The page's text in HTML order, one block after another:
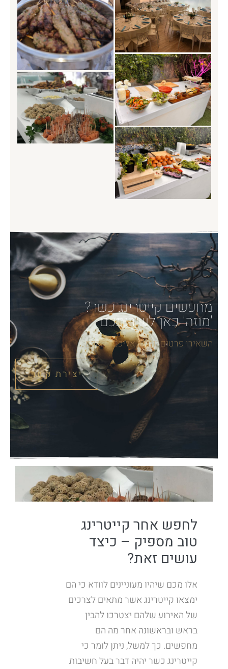
מחפשים קייטרינג כשר?
'מוזה' כאן לשירותכם
השאירו פרטים ונחזור אליכם בהקדם
יצירת קשר
לחפש אחר קייטרינג
טוב מספיק – כיצד
עושים זאת?
אלו מכם שיהיו מעוניינים לוודא כי הם
ימצאו קייטרינג אשר מתאים לצרכים
של האירוע שלהם יצטרכו להבין
בראש ובראשונה אחר מה הם
מחפשים. כך למשל, ניתן לומר כי
קייטרינג כשר יהיה דבר בעל חשיבות